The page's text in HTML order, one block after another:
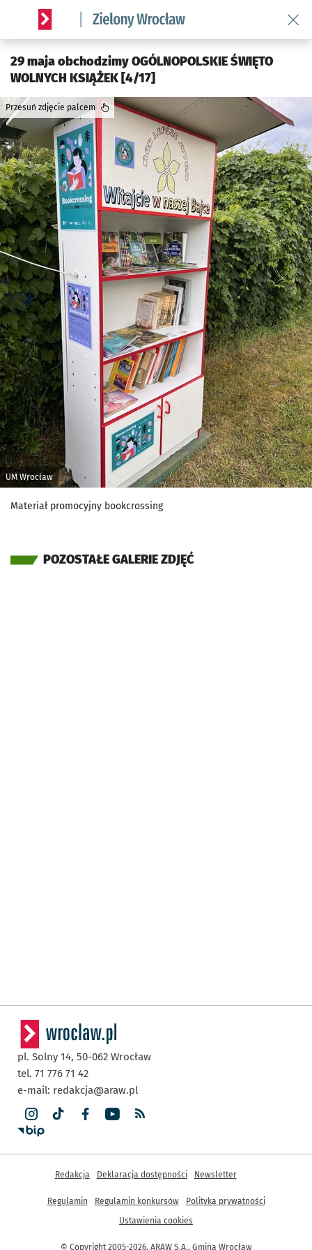
Serwis informacyjny wroclaw.pl podserwis: Środowisko we
29 maja obchodzimy OGÓLNOPOLSKIE ŚWIĘTO
WOLNYCH KSIĄŻEK [4/17]
UM Wrocław
Przesuń zdjęcie palcem
Materiał promocyjny bookcrossing
POZOSTAŁE GALERIE ZDJĘĆ
pl. Solny 14, 50-062 Wrocław
tel. 71 776 71 42
e-mail: redakcja@araw.pl
© Copyright 2005-2026, ARAW S.A., Gmina Wrocław
Inne informacje
Redakcja Deklaracja dostępności Newsletter
Regulamin Regulamin konkursów
Polityka prywatności
Ustawienia cookies